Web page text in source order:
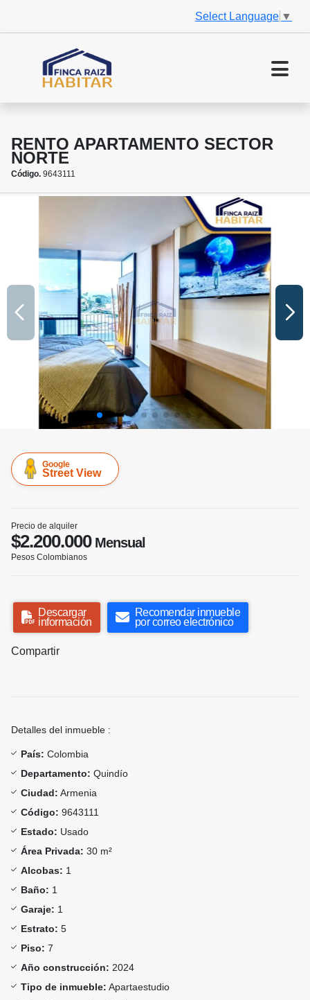
Select Language ▼
RENTO APARTAMENTO SECTOR
NORTE
Código. 9643111
Google
Street View
Precio de alquiler
$2.200.000Mensual
Pesos Colombianos
Descargar
información
Recomendar inmueble
por correo electrónico
Compartir
Detalles del inmueble :
País: Colombia
Departamento: Quindío
Ciudad: Armenia
Código: 9643111
Estado: Usado
Área Privada: 30 m²
Alcobas: 1
Baño: 1
Garaje: 1
Estrato: 5
Piso: 7
Año construcción: 2024
Tipo de inmueble: Apartaestudio